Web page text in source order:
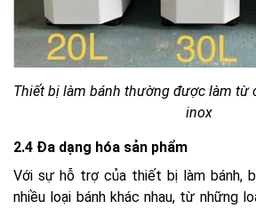
Thiết bị làm bánh thường được làm từ
inox
2.4 Đa dạng hóa sản phẩm
Với sự hỗ trợ của thiết bị làm bánh,
nhiều loại bánh khác nhau, từ những